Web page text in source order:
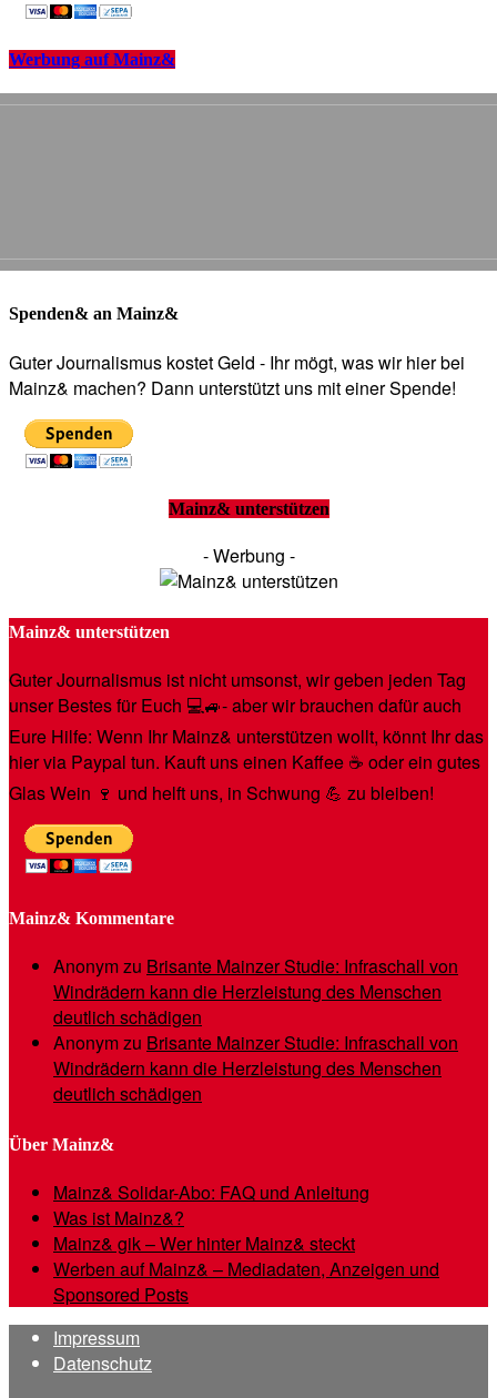
Werbung auf Mainz&
Spenden& an Mainz&
Guter Journalismus kostet Geld - Ihr mögt, was wir hier bei
Mainz& machen? Dann unterstützt uns mit einer Spende!
Mainz& unterstützen
- Werbung -
Mainz& unterstützen
Guter Journalismus ist nicht umsonst, wir geben jeden Tag
unser Bestes für Euch 💻🚙- aber wir brauchen dafür auch
Eure Hilfe: Wenn Ihr Mainz& unterstützen wollt, könnt Ihr das
hier via Paypal tun. Kauft uns einen Kaffee ☕️ oder ein gutes
Glas Wein 🍷 und helft uns, in Schwung 💪 zu bleiben!
Mainz& Kommentare
Anonymzu Brisante Mainzer Studie: Infraschall von
Windrädern kann die Herzleistung des Menschen
deutlich schädigen
Anonymzu Brisante Mainzer Studie: Infraschall von
Windrädern kann die Herzleistung des Menschen
deutlich schädigen
Über Mainz&
Mainz& Solidar-Abo: FAQ und Anleitung
Was ist Mainz&?
Mainz& gik – Wer hinter Mainz& steckt
Werben auf Mainz& – Mediadaten, Anzeigen und
Sponsored Posts
Impressum
Datenschutz